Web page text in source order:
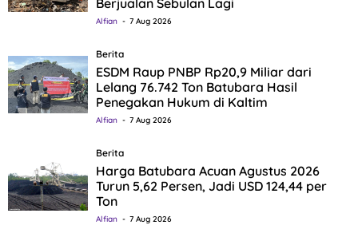
Alfian 7 Aug 2026
Berita
ESDM Raup PNBP Rp20,9 Miliar dari
Lelang 76.742 Ton Batubara Hasil
Penegakan Hukum di Kaltim
Alfian 7 Aug 2026
Berita
Harga Batubara Acuan Agustus 2026
Turun 5,62 Persen, Jadi USD 124,44 per
Ton
Alfian 7 Aug 2026